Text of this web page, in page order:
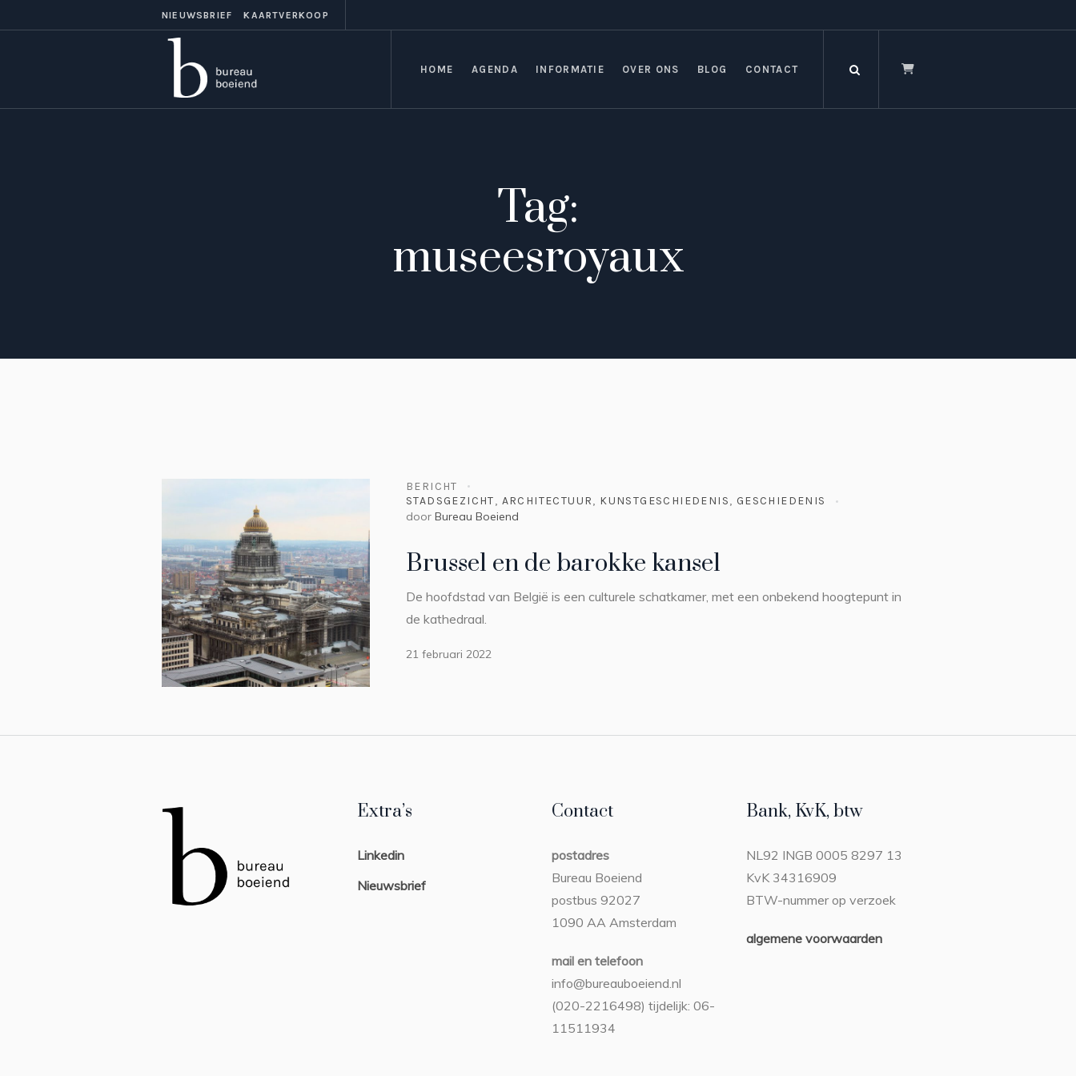
NIEUWSBRIEF KAARTVERKOOP
HOME AGENDA INFORMATIE OVER ONS BLOG CONTACT
Tag:
museesroyaux
BERICHT
STADSGEZICHT, ARCHITECTUUR, KUNSTGESCHIEDENIS, GESCHIEDENIS
door Bureau Boeiend
Brussel en de barokke kansel
De hoofdstad van België is een culturele schatkamer, met een onbekend hoogtepunt in
de kathedraal.
21 februari 2022
Extra’s
Linkedin
Nieuwsbrief
Contact
postadres
Bureau Boeiend
postbus 92027
1090 AA Amsterdam
mail en telefoon
info@bureauboeiend.nl
(020-2216498) tijdelijk: 06-
11511934
Bank, KvK, btw
NL92 INGB 0005 8297 13
KvK 34316909
BTW-nummer op verzoek
algemene voorwaarden